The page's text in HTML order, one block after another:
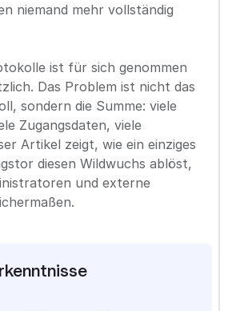
niemand mehr vollständig
ist für sich genommen
Das Problem ist nicht das
sondern die Summe: viele
Zugangsdaten, viele
Artikel zeigt, wie ein einziges
diesen Wildwuchs ablöst,
und externe